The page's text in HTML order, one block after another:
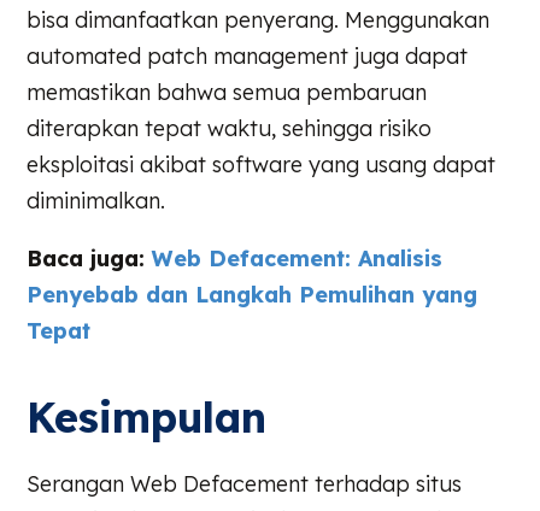
bisa dimanfaatkan penyerang. Menggunakan
automated patch management juga dapat
memastikan bahwa semua pembaruan
diterapkan tepat waktu, sehingga risiko
eksploitasi akibat software yang usang dapat
diminimalkan.
Baca juga:Web Defacement: Analisis
Penyebab dan Langkah Pemulihan yang
Tepat
Kesimpulan
Serangan Web Defacement terhadap situs